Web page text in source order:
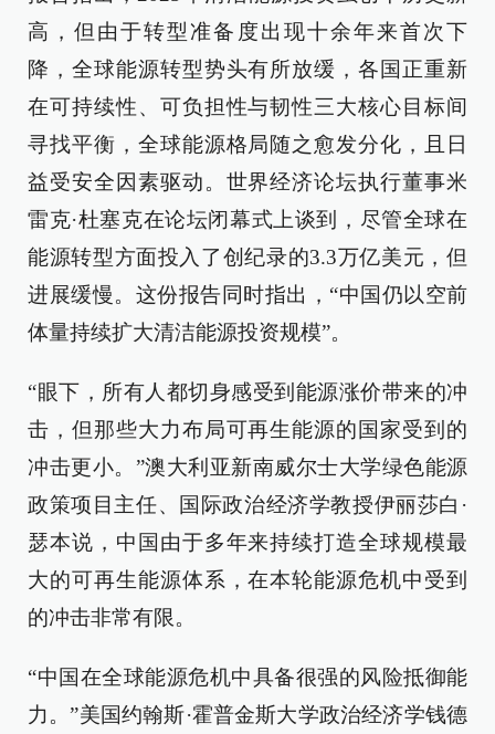
高，但由于转型准备度出现十余年来首次下
降，全球能源转型势头有所放缓，各国正重新
在可持续性、可负担性与韧性三大核心目标间
寻找平衡，全球能源格局随之愈发分化，且日
益受安全因素驱动。世界经济论坛执行董事米
雷克·杜塞克在论坛闭幕式上谈到，尽管全球在
能源转型方面投入了创纪录的3.3万亿美元，但
进展缓慢。这份报告同时指出，“中国仍以空前
体量持续扩大清洁能源投资规模”。
“眼下，所有人都切身感受到能源涨价带来的冲
击，但那些大力布局可再生能源的国家受到的
冲击更小。”澳大利亚新南威尔士大学绿色能源
政策项目主任、国际政治经济学教授伊丽莎白·
瑟本说，中国由于多年来持续打造全球规模最
大的可再生能源体系，在本轮能源危机中受到
的冲击非常有限。
“中国在全球能源危机中具备很强的风险抵御能
力。”美国约翰斯·霍普金斯大学政治经济学钱德